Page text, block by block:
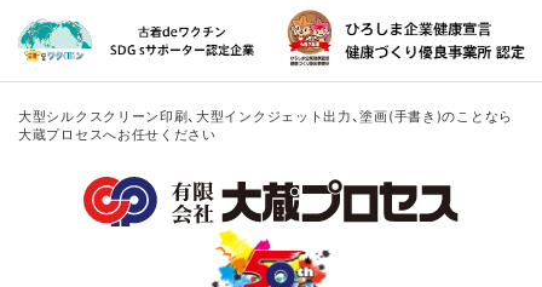
大型シルクスクリーン印刷、大型インクジェット出力、塗画(手書き)のことなら
大蔵プロセスへお任せください